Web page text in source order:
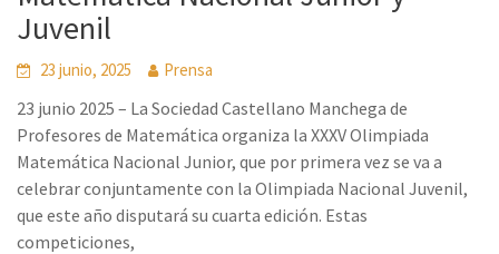
Juvenil
23 junio, 2025 Prensa
23 junio 2025 – La Sociedad Castellano Manchega de
Profesores de Matemática organiza la XXXV Olimpiada
Matemática Nacional Junior, que por primera vez se va a
celebrar conjuntamente con la Olimpiada Nacional Juvenil,
que este año disputará su cuarta edición. Estas
competiciones,